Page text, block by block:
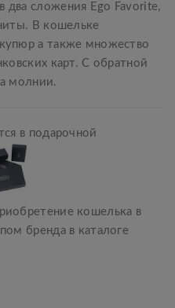
сложения Ego Favorite,
В кошельке
а также множество
карт. С обратной
молнии.
в подарочной
кошелька в
бренда в каталоге